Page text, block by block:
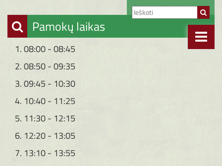
Pamokų laikas
1. 08:00 - 08:45
2. 08:50 - 09:35
3. 09:45 - 10:30
4. 10:40 - 11:25
5. 11:30 - 12:15
6. 12:20 - 13:05
7. 13:10 - 13:55